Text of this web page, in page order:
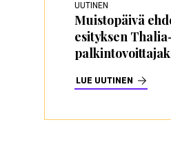
UUTINEN
Muistopäivä
esityksen
LUE UUTINEN